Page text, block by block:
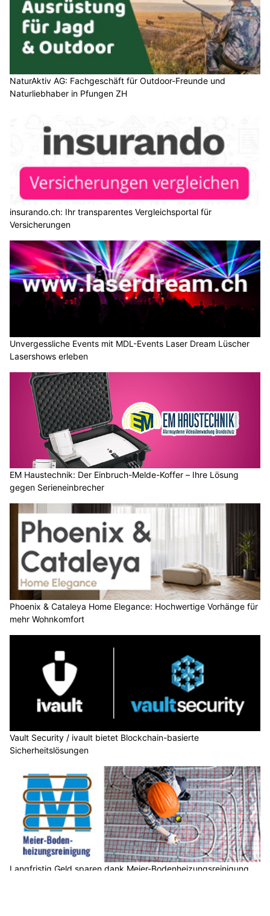
NaturAktiv AG: Fachgeschäft für Outdoor-Freunde und
Naturliebhaber in Pfungen ZH
insurando.ch: Ihr transparentes Vergleichsportal für
Versicherungen
Unvergessliche Events mit MDL-Events Laser Dream Lüscher
Lasershows erleben
EM Haustechnik: Der Einbruch-Melde-Koffer – Ihre Lösung
gegen Serieneinbrecher
Phoenix & Cataleya Home Elegance: Hochwertige Vorhänge für
mehr Wohnkomfort
Vault Security / ivault bietet Blockchain-basierte
Sicherheitslösungen
Langfristig Geld sparen dank Meier-Bodenheizungsreinigung